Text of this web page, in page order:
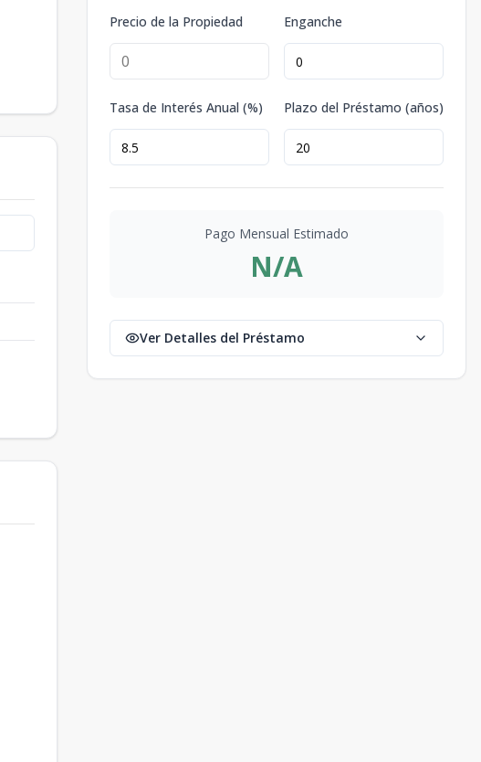
Precio de la Propiedad Enganche
Tasa de Interés Anual (%) Plazo del Préstamo (años)
Pago Mensual Estimado
N/A
Ver Detalles del Préstamo